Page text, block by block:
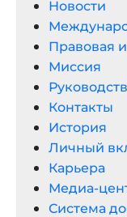
Новости
Правовая
Миссия
Контакты
История
Личный
Карьера
Медиа-
Система